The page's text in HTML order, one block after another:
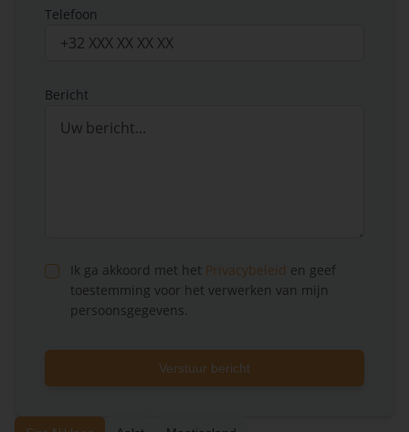
Telefoon
Bericht
Ik ga akkoord met het Privacybeleid en geef
toestemming voor het verwerken van mijn
persoonsgegevens.
Verstuur bericht